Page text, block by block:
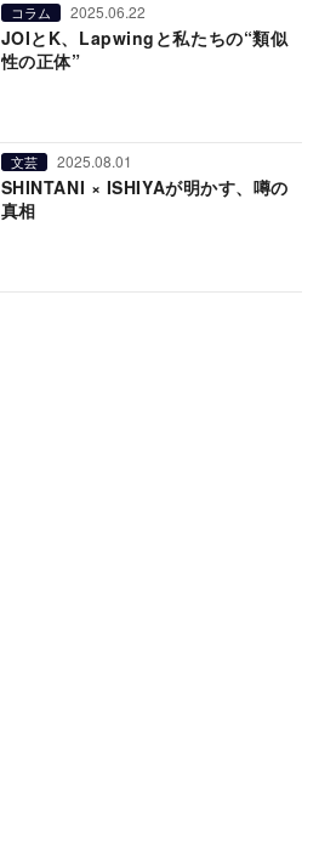
コラム 2025.06.22
JOIとK、Lapwingと私たちの“類似
性の正体”
文芸 2025.08.01
SHINTANI × ISHIYAが明かす、噂の
真相